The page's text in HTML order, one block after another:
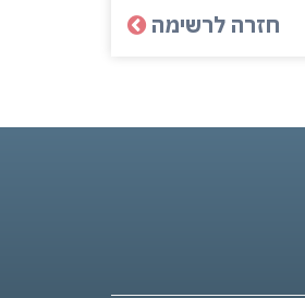
חזרה לרשימה